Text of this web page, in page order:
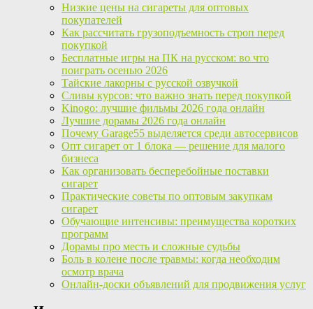
Низкие цены на сигареты для оптовых
покупателей
Как рассчитать грузоподъемность строп перед
покупкой
Бесплатные игры на ПК на русском: во что
поиграть осенью 2026
Тайские лакорны с русской озвучкой
Сливы курсов: что важно знать перед покупкой
Kinogo: лучшие фильмы 2026 года онлайн
Лучшие дорамы 2026 года онлайн
Почему Garage55 выделяется среди автосервисов
Опт сигарет от 1 блока — решение для малого
бизнеса
Как организовать бесперебойные поставки
сигарет
Практические советы по оптовым закупкам
сигарет
Обучающие интенсивы: преимущества коротких
программ
Дорамы про месть и сложные судьбы
Боль в колене после травмы: когда необходим
осмотр врача
Онлайн-доски объявлений для продвижения услуг